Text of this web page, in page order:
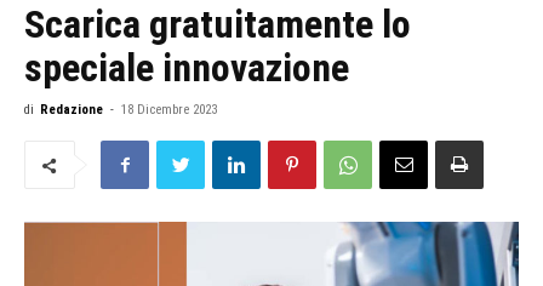
Scarica gratuitamente lo
speciale innovazione
di Redazione - 18 Dicembre 2023